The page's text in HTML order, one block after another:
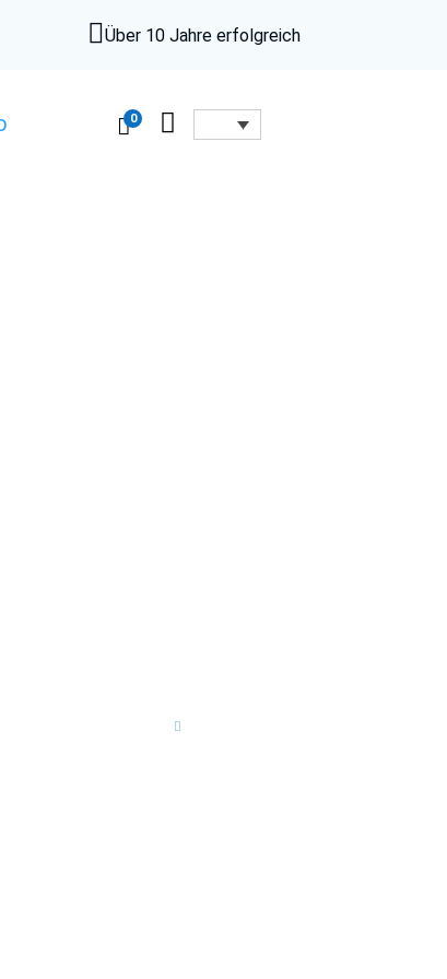
Über 10 Jahre erfolgreich
0 
